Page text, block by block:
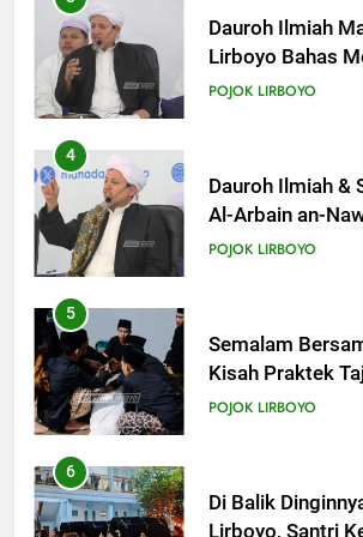
Dauroh Ilmiah
Lirboyo Bahas
Ahlusunnah dalam
POJOK LIRBOYO
4
Dauroh Ilmiah &
Al-Arbain an-
As-Syaikh Dr.
POJOK LIRBOYO
5
Semalam
Kisah Praktek
Siswa III Aliyah
POJOK LIRBOYO
6
Di Balik
Lirboyo, Santri